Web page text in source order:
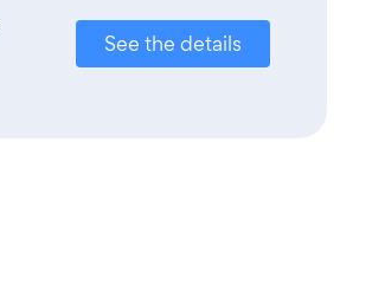
See the details